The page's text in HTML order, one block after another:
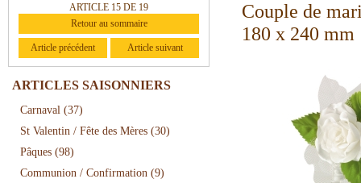
ARTICLE 15 DE 19
Retour au sommaire
Article précédent Article suivant
ARTICLES SAISONNIERS
Carnaval (37)
St Valentin / Fête des Mères (30)
Pâques (98)
Communion / Confirmation (9)
Couple de
180 x 240 mm